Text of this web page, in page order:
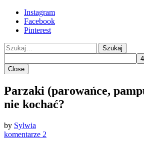
Instagram
Facebook
Pinterest
Szukaj
Close
Parzaki (parowańce,
nie kochać?
by Sylwia
komentarze 2